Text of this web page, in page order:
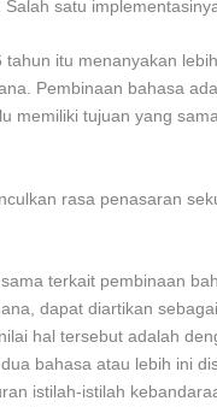
satu
itu menanyakan
Pembinaan bahasa
memiliki tujuan yang
rasa penasaran
terkait pembinaan
dapat diartikan
hal tersebut adalah
bahasa atau lebih ini
istilah-istilah